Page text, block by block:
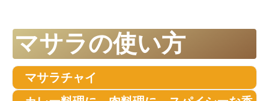
マサラの使い方
マサラチャイ